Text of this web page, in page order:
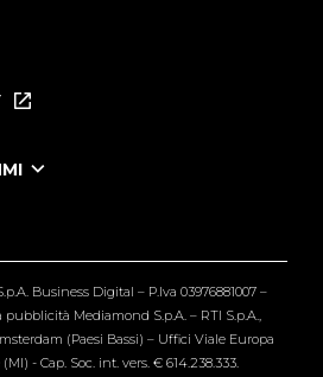
Business Digital – P.Iva 03976881007 –
Mediamond S.p.A. – RTI S.p.A.,
(Paesi Bassi) – Uffici Viale Europa
- Cap. Soc. int. vers. € 614.238.333.